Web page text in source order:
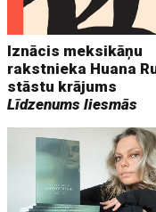
Iznācis meksikāņu
rakstnieka Huana
stāstu krājums
Līdzenums liesmās